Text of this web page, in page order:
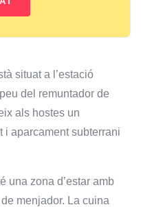
situat a l’estació
del remuntador de
als hostes un
i aparcament subterrani
una zona d’estar amb
menjador. La cuina